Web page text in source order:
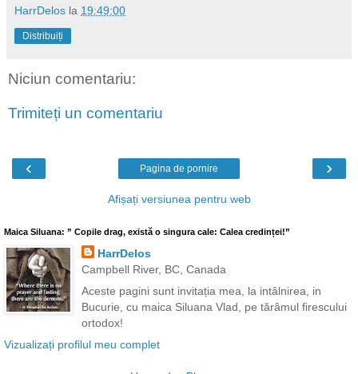
HarrDelos la 19:49:00
Distribuiți
Niciun comentariu:
Trimiteți un comentariu
‹ ›
Pagina de pornire
Afișați versiunea pentru web
Maica Siluana: ” Copile drag, există o singura cale: Calea credinței!”
HarrDelos
Campbell River, BC, Canada
Aceste pagini sunt invitația mea, la intâlnirea, in
Bucurie, cu maica Siluana Vlad, pe tărâmul firescului
ortodox!
Vizualizați profilul meu complet